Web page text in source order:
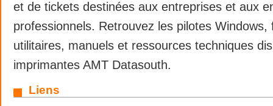
et de tickets destinées aux entreprises et aux
professionnels. Retrouvez les pilotes Windows,
utilitaires, manuels et ressources techniques
imprimantes AMT Datasouth.
Liens